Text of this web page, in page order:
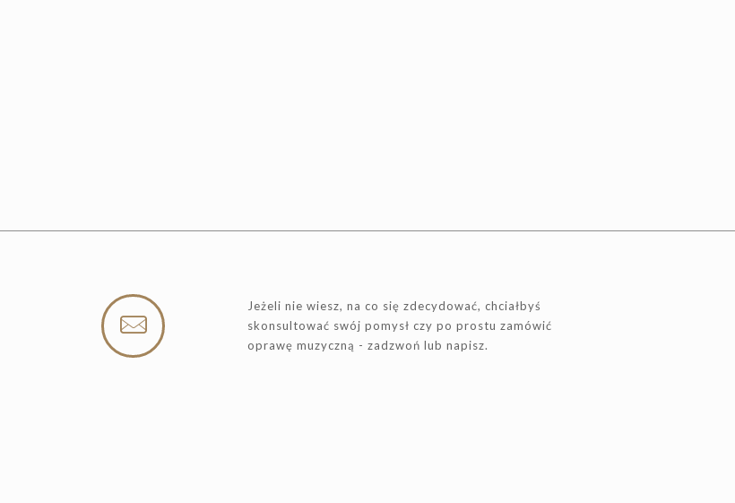
Jeżeli nie wiesz, na co się zdecydować, chciałbyś
skonsultować swój pomysł czy po prostu zamówić
oprawę muzyczną - zadzwoń lub napisz.